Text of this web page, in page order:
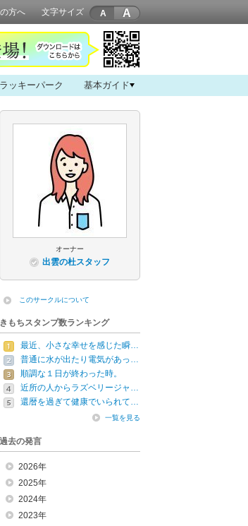
方へ 文字サイズ A
ラッキーパーク 基本ガイド
オーナー
出雲の杜スタッフ
このサークルについて
きもちスタンプ数ランキング
最近、小さな幸せを感じた瞬…
普通に水が出たり電気があっ…
順調な１日が終わった時。
近所の人からラズベリージャ…
還暦を過ぎて健康でいられて…
一覧を見る
過去の発言
2026年
2025年
2024年
2023年